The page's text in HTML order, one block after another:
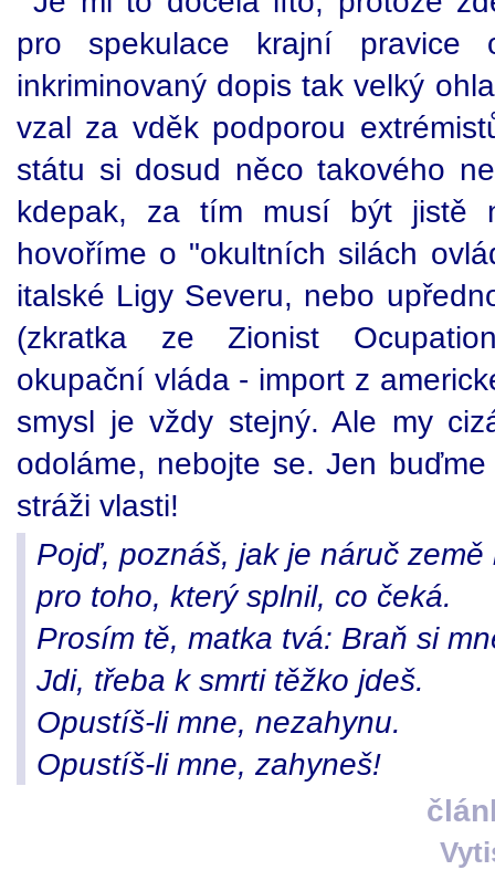
pro spekulace krajní
inkriminovaný dopis tak velký
vzal za vděk podporou
státu si dosud něco takového
kdepak, za tím musí být jistě
hovoříme o "okultních silách
italské Ligy Severu, nebo
(zkratka ze Zionist
okupační vláda - import z
smysl je vždy stejný. Ale my
odoláme, nebojte se. Jen
stráži vlasti!
Pojď, poznáš, jak je náruč země
pro toho, který splnil, co čeká.
Prosím tě, matka tvá: Braň si
Jdi, třeba k smrti těžko jdeš.
Opustíš-li mne, nezahynu.
Opustíš-li mne, zahyneš!